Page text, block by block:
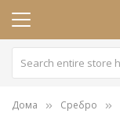
Дома Сребро